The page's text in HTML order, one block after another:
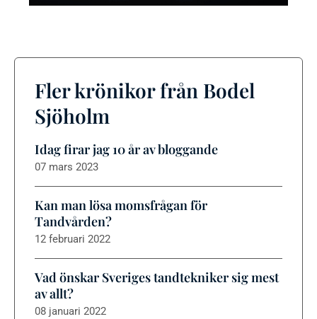
Fler krönikor från Bodel
Sjöholm
Idag firar jag 10 år av bloggande
07 mars 2023
Kan man lösa momsfrågan för
Tandvården?
12 februari 2022
Vad önskar Sveriges tandtekniker sig mest
av allt?
08 januari 2022